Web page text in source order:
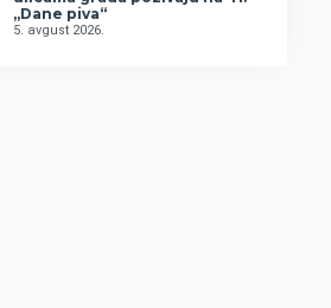
„Dane piva“
5. avgust 2026.